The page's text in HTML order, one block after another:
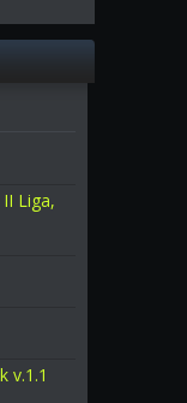
Liga,
v.1.1